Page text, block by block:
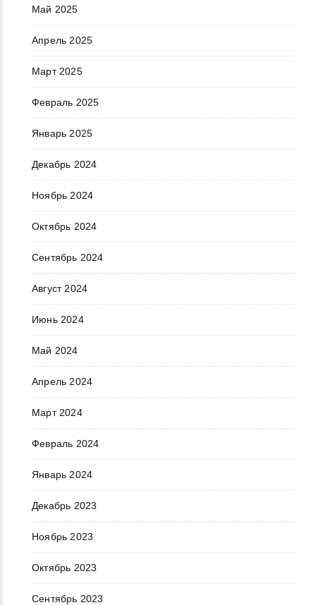
Май 2025
Апрель 2025
Март 2025
Февраль 2025
Январь 2025
Декабрь 2024
Ноябрь 2024
Октябрь 2024
Сентябрь 2024
Август 2024
Июнь 2024
Май 2024
Апрель 2024
Март 2024
Февраль 2024
Январь 2024
Декабрь 2023
Ноябрь 2023
Октябрь 2023
Сентябрь 2023